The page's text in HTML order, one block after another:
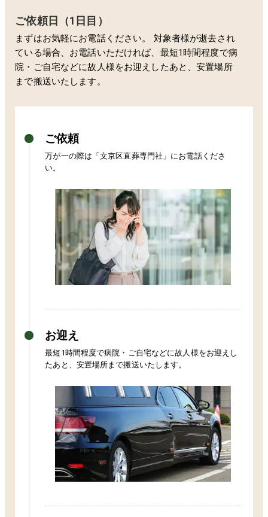
ご依頼日（1日目）
まずはお気軽にお電話ください。 対象者様が逝去され
ている場合、お電話いただければ、最短1時間程度で病
院・ご自宅などに故人様をお迎えしたあと、安置場所
まで搬送いたします。
ご依頼
万が一の際は「文京区直葬専門社」にお電話くださ
い。
お迎え
最短1時間程度で病院・ご自宅などに故人様をお迎えし
たあと、安置場所まで搬送いたします。